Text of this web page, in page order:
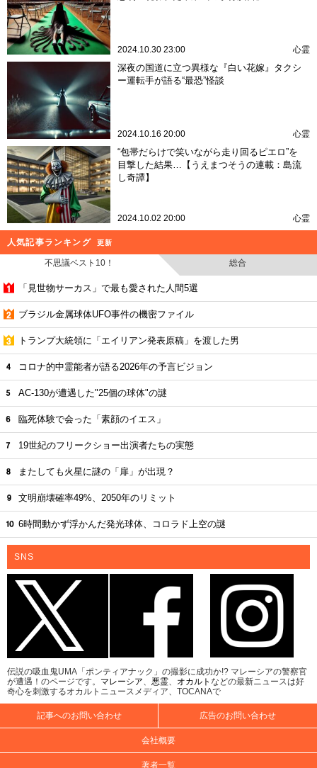
2024.10.30 23:00 心霊
深夜の国道に立つ異様な『白い花嫁』タクシ
ー運転手が語る“最恐”怪談
2024.10.16 20:00 心霊
“包帯だらけで笑いながら走り回るピエロ”を
目撃した結果…【うえまつそうの連載：島流
し奇譚】
2024.10.02 20:00 心霊
人気記事ランキング 更新
不思議ベスト10！ 総合
「見世物サーカス」で最も愛された人間5選
ブラジル金属球体UFO事件の機密ファイル
トランプ大統領に「エイリアン発表原稿」を渡した男
コロナ的中霊能者が語る2026年の予言ビジョン
AC-130が遭遇した"25個の球体"の謎
臨死体験で会った「素顔のイエス」
19世紀のフリークショー出演者たちの実態
またしても火星に謎の「扉」が出現？
文明崩壊確率49%、2050年のリミット
6時間動かず浮かんだ発光球体、コロラド上空の謎
SNS
伝説の吸血鬼UMA「ポンティアナック」の撮影に成功か!? マレーシアの警察官
が遭遇！のページです。 マレーシア 悪霊 オカルト などの最新ニュースは好
奇心を刺激するオカルトニュースメディア、TOCANAで
記事へのお問い合わせ 広告のお問い合わせ
会社概要
著者一覧